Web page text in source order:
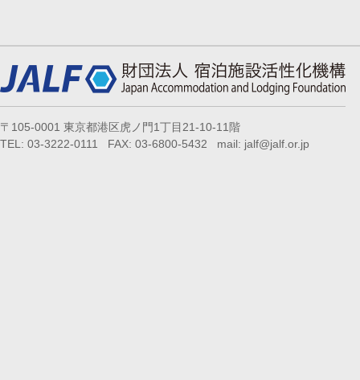
〒105-0001 東京都港区虎ノ門1丁目21-10-11階
TEL: 03-3222-0111 FAX: 03-6800-5432 mail: jalf@jalf.or.jp